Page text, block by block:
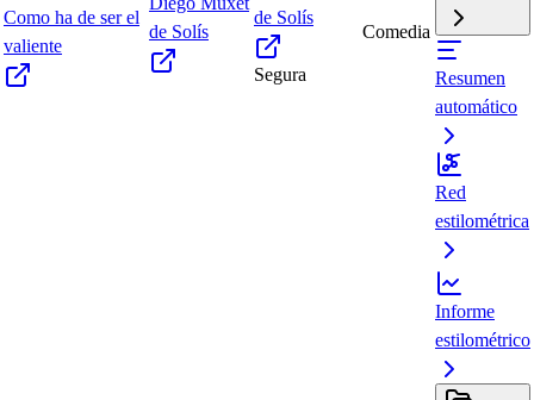
Como ha de ser el
valiente
de Solís
de Solís
Segura
Comedia
Resumen
automático
Red
estilométrica
Informe
estilométrico